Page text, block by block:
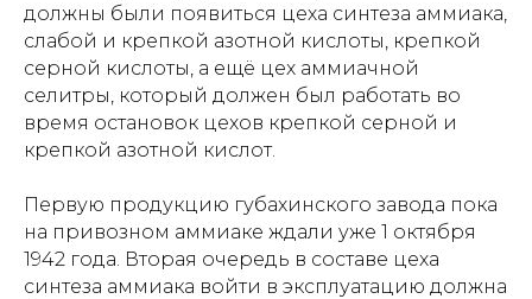
должны были появиться цеха синтеза аммиака,
слабой и крепкой азотной кислоты, крепкой
серной кислоты, а ещё цех аммиачной
селитры, который должен был работать во
время остановок цехов крепкой серной и
крепкой азотной кислот.
Первую продукцию губахинского завода пока
на привозном аммиаке ждали уже 1 октября
1942 года. Вторая очередь в составе цеха
синтеза аммиака войти в эксплуатацию должна